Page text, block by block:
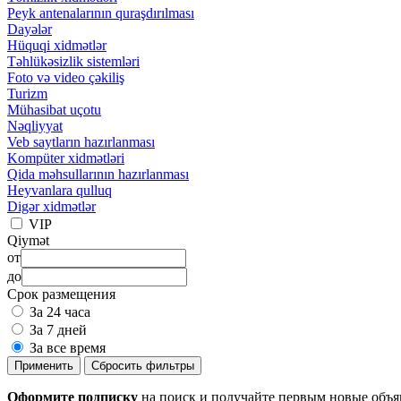
Peyk antenalarının quraşdırılması
Dayələr
Hüquqi xidmətlər
Təhlükəsizlik sistemləri
Foto və video çəkiliş
Turizm
Mühasibat uçotu
Nəqliyyat
Veb saytların hazırlanması
Kompüter xidmətləri
Qida məhsullarının hazırlanması
Heyvanlara qulluq
Digər xidmətlər
VIP
Qiymət
от
до
Срок размещения
За 24 часа
За 7 дней
За все время
Применить Сбросить фильтры
Оформите подписку на поиск и получайте первым новые